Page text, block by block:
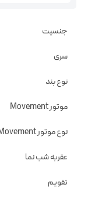
جنسیت
سری
نوع بند
موتور Movement
نوع موتور Movement
عقربه شب نما
تقویم